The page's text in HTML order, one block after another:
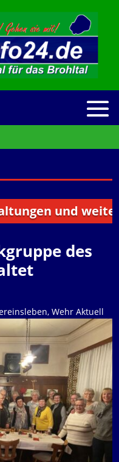
und weitere
des
, Wehr Aktuell